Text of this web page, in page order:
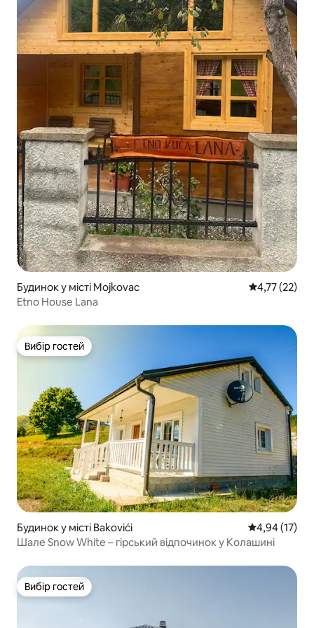
Будинок у місті Mojkovac Середня
4,77 (22)
Etno House Lana
Вибір гостей
Вибір гостей
Будинок у місті Bakovići Середня
4,94 (17)
Шале Snow White – гірський відпочинок у Колашині
Вибір гостей
Вибір гостей